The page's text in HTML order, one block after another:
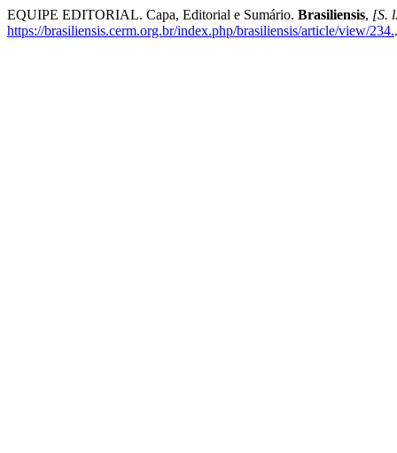
EQUIPE EDITORIAL. Capa, Editorial e Sumário. Brasiliensis, [S.
https://brasiliensis.cerm.org.br/index.php/brasiliensis/article/view/234.